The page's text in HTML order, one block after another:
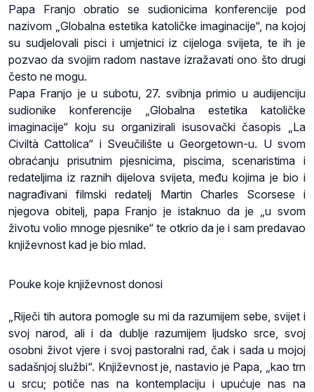
Papa Franjo obratio se sudionicima konferencije pod
nazivom „Globalna estetika katoličke imaginacije“, na kojoj
su sudjelovali pisci i umjetnici iz cijeloga svijeta, te ih je
pozvao da svojim radom nastave izražavati ono što drugi
često ne mogu.
Papa Franjo je u subotu, 27. svibnja primio u audijenciju
sudionike konferencije „Globalna estetika katoličke
imaginacije“ koju su organizirali isusovački časopis „La
Civiltà Cattolica“ i Sveučilište u Georgetown-u. U svom
obraćanju prisutnim pjesnicima, piscima, scenaristima i
redateljima iz raznih dijelova svijeta, među kojima je bio i
nagrađivani filmski redatelj Martin Charles Scorsese i
njegova obitelj, papa Franjo je istaknuo da je „u svom
životu volio mnoge pjesnike“ te otkrio da je i sam predavao
književnost kad je bio mlad.
Pouke koje književnost donosi
„Riječi tih autora pomogle su mi da razumijem sebe, svijet i
svoj narod, ali i da dublje razumijem ljudsko srce, svoj
osobni život vjere i svoj pastoralni rad, čak i sada u mojoj
sadašnjoj službi“. Književnost je, nastavio je Papa, „kao trn
u srcu; potiče nas na kontemplaciju i upućuje nas na